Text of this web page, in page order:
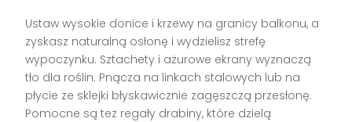
Ustaw wysokie donice i krzewy na granicy balkonu, a
zyskasz naturalną osłonę i wydzielisz strefę
wypoczynku. Sztachety i ażurowe ekrany wyznaczą
tło dla roślin. Pnącza na linkach stalowych lub na
płycie ze sklejki błyskawicznie zagęszczą przesłonę.
Pomocne są też regały drabiny, które dzielą